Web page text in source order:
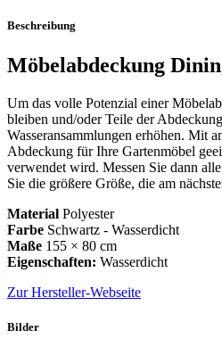
Beschreibung
Möbelabdeckung
Um das volle Potenzial einer
bleiben und/oder Teile der
Wasseransammlungen erhöhen. Mit
Abdeckung für Ihre Gartenmöbel
verwendet wird. Messen Sie dann
Sie die größere Größe, die am
Material Polyester
Farbe Schwartz - Wasserdicht
Maße 155 × 80 cm
Eigenschaften: Wasserdicht
Zur Hersteller-Webseite
Bilder